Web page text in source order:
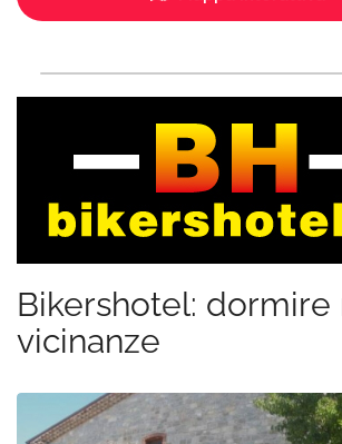
Bikershotel: dormire
vicinanze